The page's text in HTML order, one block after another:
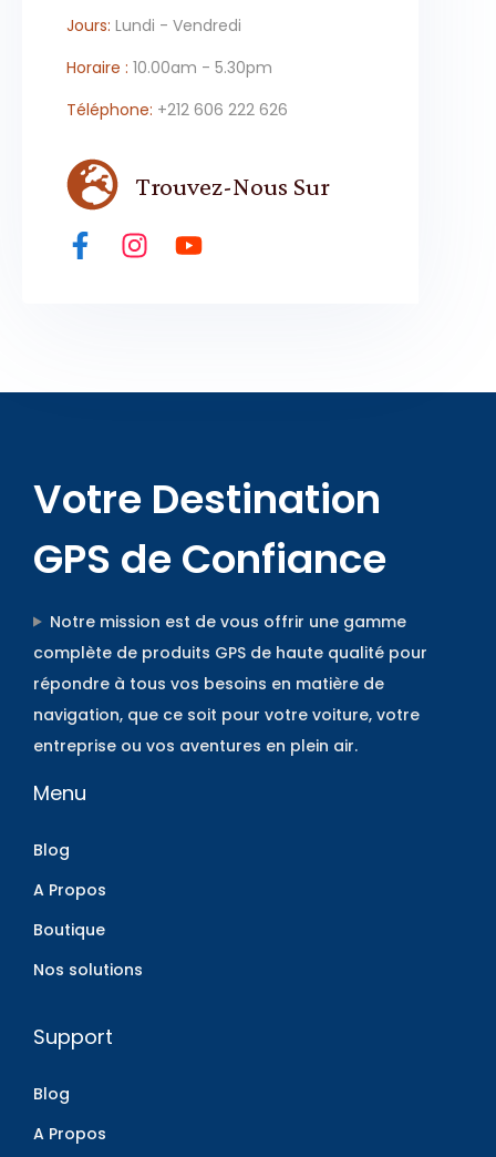
Jours: Lundi - Vendredi
Horaire : 10.00am - 5.30pm
Téléphone: +212 606 222 626
Trouvez-Nous Sur
Votre Destination
GPS de Confiance
Notre mission est de vous offrir une gamme
complète de produits GPS de haute qualité pour
répondre à tous vos besoins en matière de
navigation, que ce soit pour votre voiture, votre
entreprise ou vos aventures en plein air.
Menu
Blog
A Propos
Boutique
Nos solutions
Support
Blog
A Propos